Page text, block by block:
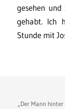
gesehen
gehabt. Ich
Stunde mit
„Der Mann